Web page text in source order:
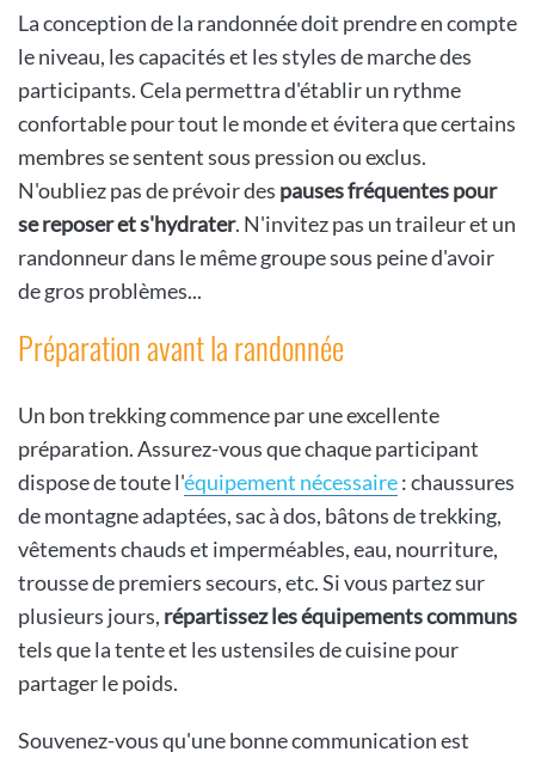
La conception de la randonnée doit prendre en compte
le niveau, les capacités et les styles de marche des
participants. Cela permettra d'établir un rythme
confortable pour tout le monde et évitera que certains
membres se sentent sous pression ou exclus.
N'oubliez pas de prévoir des pauses fréquentes pour
se reposer et s'hydrater. N'invitez pas un traileur et un
randonneur dans le même groupe sous peine d'avoir
de gros problèmes...
Préparation avant la randonnée
Un bon trekking commence par une excellente
préparation. Assurez-vous que chaque participant
dispose de toute l'équipement nécessaire: chaussures
de montagne adaptées, sac à dos, bâtons de trekking,
vêtements chauds et imperméables, eau, nourriture,
trousse de premiers secours, etc. Si vous partez sur
plusieurs jours, répartissez les équipements communs
tels que la tente et les ustensiles de cuisine pour
partager le poids.
Souvenez-vous qu'une bonne communication est